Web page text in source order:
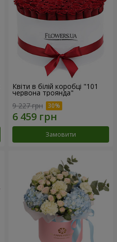
Квіти в білій коробці "101
червона троянда"
9 227 грн
Замовити